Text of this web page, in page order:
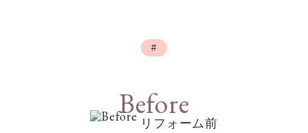
#
Before
リフォーム前